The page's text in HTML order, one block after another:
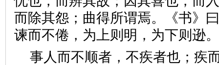
而除其怨；曲得所谓焉。《书》
谏而不倦，为上则明，为下则
事人而不顺者，不疾者也；疾